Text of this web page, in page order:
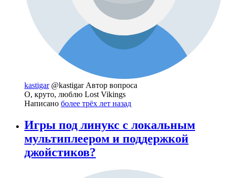
kastigar @kastigarАвтор вопроса
О, круто, люблю Lost Vikings
Написано более трёх лет назад
Игры под линукс с локальным
мультиплеером и поддержкой
джойстиков?